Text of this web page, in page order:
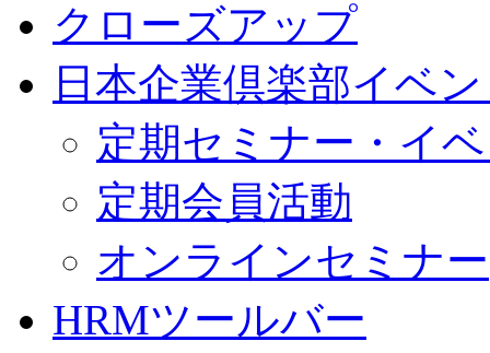
クローズアップ
日本企業倶楽部イベ
定期セミナー・イ
定期会員活動
オンラインセミナー
HRMツールバー